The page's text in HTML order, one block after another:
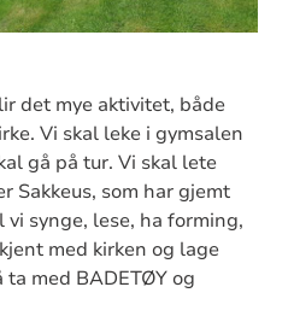
det mye aktivitet, både
Vi skal leke i gymsalen
gå på tur. Vi skal lete
Sakkeus, som har gjemt
synge, lese, ha forming,
med kirken og lage
ta med BADETØY og